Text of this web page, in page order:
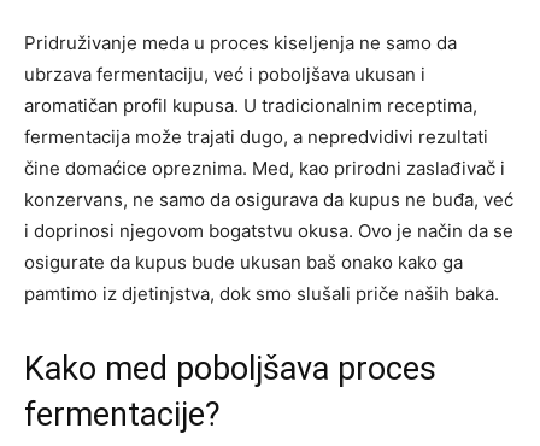
Pridruživanje meda u proces kiseljenja ne samo da
ubrzava fermentaciju, već i poboljšava ukusan i
aromatičan profil kupusa. U tradicionalnim receptima,
fermentacija može trajati dugo, a nepredvidivi rezultati
čine domaćice opreznima. Med, kao prirodni zaslađivač i
konzervans, ne samo da osigurava da kupus ne buđa, već
i doprinosi njegovom bogatstvu okusa. Ovo je način da se
osigurate da kupus bude ukusan baš onako kako ga
pamtimo iz djetinjstva, dok smo slušali priče naših baka.
Kako med poboljšava proces
fermentacije?